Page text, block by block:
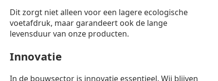
Dit zorgt niet alleen voor een lagere ecologische
voetafdruk, maar garandeert ook de lange
levensduur van onze producten.
Innovatie
In de bouwsector is innovatie essentieel. Wij blijven